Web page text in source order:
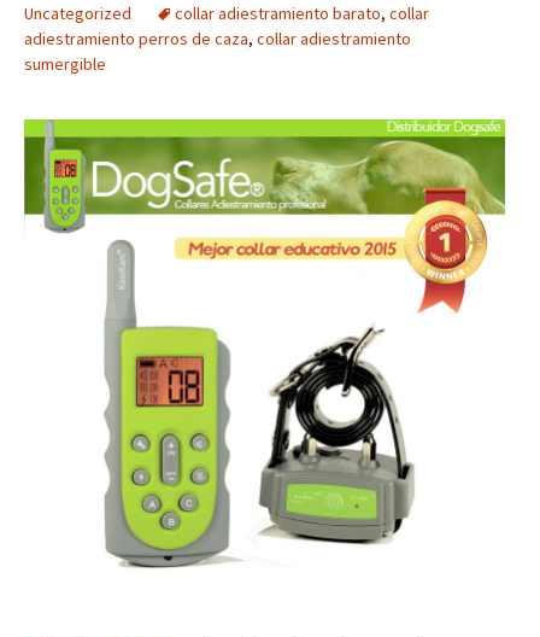
Uncategorized
collar adiestramiento barato, collar
adiestramiento perros de caza, collar adiestramiento
sumergible